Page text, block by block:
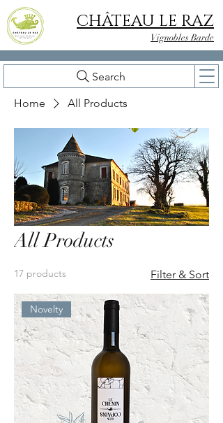
Search
CHÂTEAU LE RAZ
Vignobles Barde
Home All Products
All Products
17 products Filter & Sort
Novelty